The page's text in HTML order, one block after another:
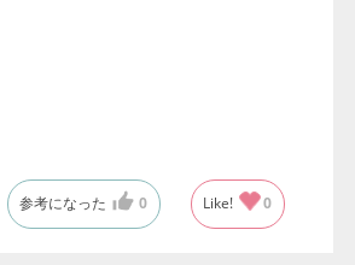
参考になった 0 Like! 0